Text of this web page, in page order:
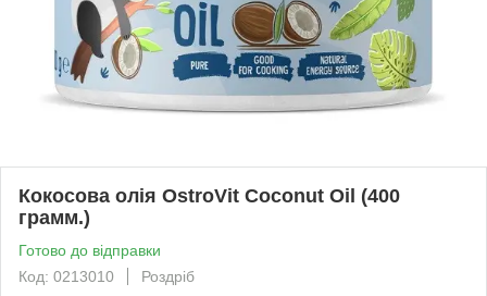
Кокосова олія OstroVit Coconut Oil (400
грамм.)
Готово до відправки
Код: 0213010
Роздріб